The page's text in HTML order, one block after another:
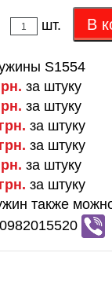
шт. В
S1554
за штуку
за штуку
за штуку
за штуку
за штуку
за штуку
также